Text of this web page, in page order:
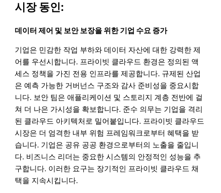
시장 동인:
데이터 제어 및 보안 보장을 위한 기업 수요 증가
기업은 민감한 작업 부하와 데이터 자산에 대한 강력한 제
어를 우선시합니다. 프라이빗 클라우드 환경은 정의된 액
세스 정책을 가진 전용 인프라를 제공합니다. 규제된 산업
은 예측 가능한 거버넌스 구조와 감사 준비성을 중요시합
니다. 보안 팀은 애플리케이션 및 스토리지 계층 전반에 걸
쳐 더 나은 가시성을 확보합니다. 준수 의무는 기업을 격리
된 클라우드 아키텍처로 밀어붙입니다. 프라이빗 클라우드
시장은 더 엄격한 내부 위험 프레임워크로부터 혜택을 받
습니다. 기업은 공유 공공 환경으로부터의 노출을 줄입니
다. 비즈니스 리더는 중요한 시스템의 안정적인 성능을 추
구합니다. 이러한 요구는 장기적인 프라이빗 클라우드 채
택을 지속시킵니다.